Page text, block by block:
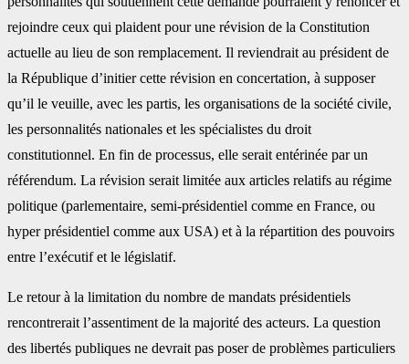
rejoindre ceux qui plaident pour une révision de la Constitution
actuelle au lieu de son remplacement. Il reviendrait au président de
la République d’initier cette révision en concertation, à supposer
qu’il le veuille, avec les partis, les organisations de la société civile,
les personnalités nationales et les spécialistes du droit
constitutionnel. En fin de processus, elle serait entérinée par un
référendum. La révision serait limitée aux articles relatifs au régime
politique (parlementaire, semi-présidentiel comme en France, ou
hyper présidentiel comme aux USA) et à la répartition des pouvoirs
entre l’exécutif et le législatif.
Le retour à la limitation du nombre de mandats présidentiels
rencontrerait l’assentiment de la majorité des acteurs. La question
des libertés publiques ne devrait pas poser de problèmes particuliers